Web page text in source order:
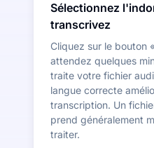
Sélectionnez
transcrivez
Cliquez sur le bouton
attendez quelques
traite votre fichier
langue correcte
transcription. Un
prend généralement
traiter.